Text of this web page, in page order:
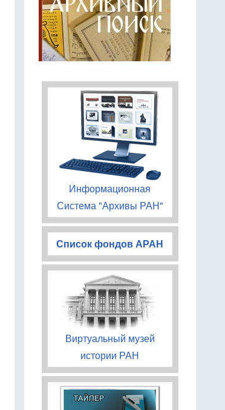
Информационная
Система "Архивы РАН"
Список фондов АРАН
Виртуальный музей
истории РАН